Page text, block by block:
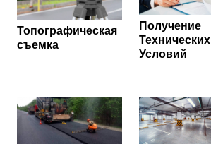
Топографическая
съемка
Получение
Технических
Условий